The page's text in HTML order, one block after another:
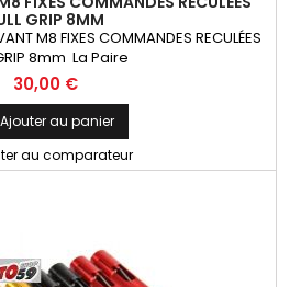
GRIP 8MM
M8 FIXES COMMANDES RECULÉES
8mm La Paire
30,00 €
Ajouter au panier
au comparateur